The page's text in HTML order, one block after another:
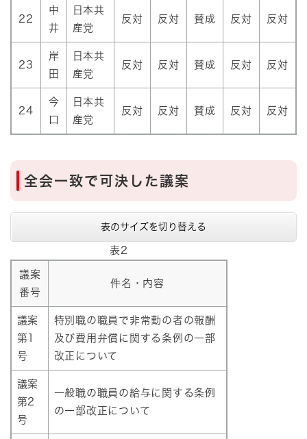
22
中
井
日本共
産党
反対 反対 賛成 反対 反対
23
岸
田
日本共
産党
反対 反対 賛成 反対 反対
24
今
口
日本共
産党
反対 反対 賛成 反対 反対
全会一致で可決した議案
表のサイズを切り替える
表2
議案
番号
件名・内容
議案
第1
号
特別職の職員で非常勤の者の報酬
及び費用弁償に関する条例の一部
改正について
議案
第2
号
一般職の職員の給与に関する条例
の一部改正について